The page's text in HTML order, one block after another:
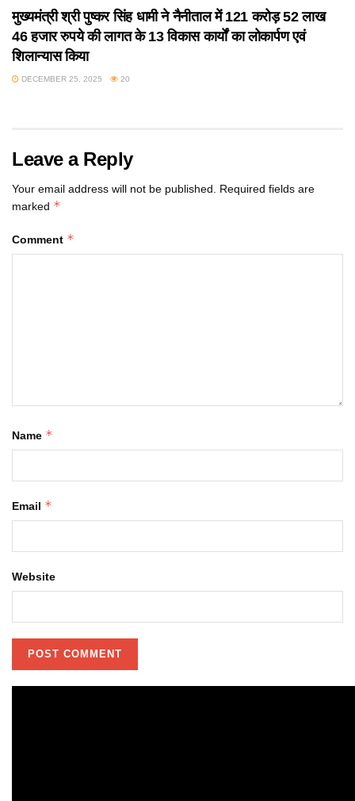
मुख्यमंत्री श्री पुष्कर सिंह धामी ने नैनीताल में 121 करोड़ 52 लाख
46 हजार रुपये की लागत के 13 विकास कार्यों का लोकार्पण एवं
शिलान्यास किया
DECEMBER 25, 2025 20
Leave a Reply
Your email address will not be published. Required fields are
marked *
Comment *
Name *
Email *
Website